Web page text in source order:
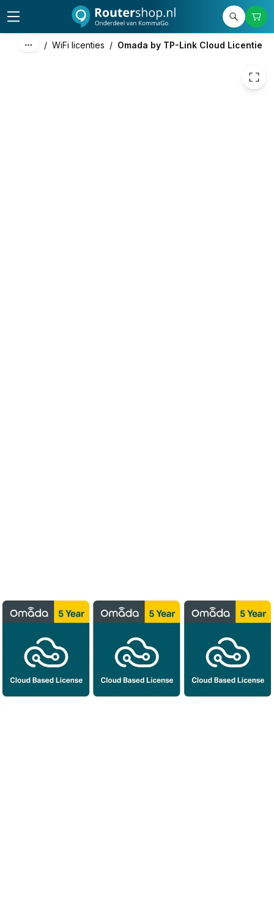
/ WiFi licenties / Omada by TP-Link Cloud Licentie
excl. btw
incl. btw